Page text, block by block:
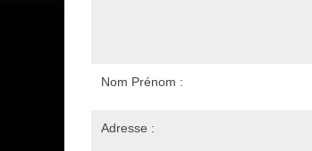
Nom Prénom :
Adresse :